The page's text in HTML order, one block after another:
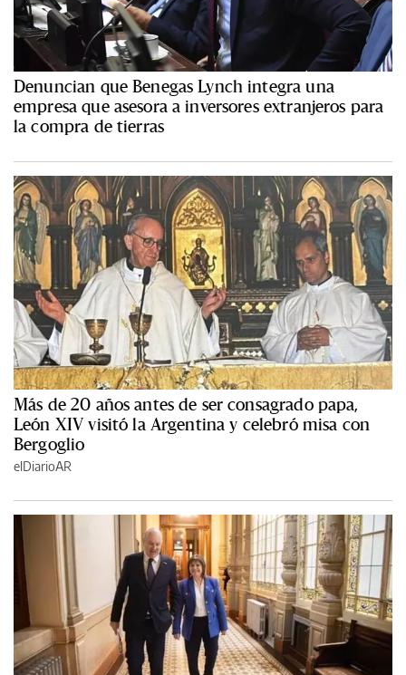
Denuncian que Benegas Lynch integra una
empresa que asesora a inversores extranjeros para
la compra de tierras
Más de 20 años antes de ser consagrado papa,
León XIV visitó la Argentina y celebró misa con
Bergoglio
elDiarioAR